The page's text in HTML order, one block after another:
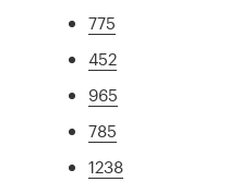
775
452
965
785
1238